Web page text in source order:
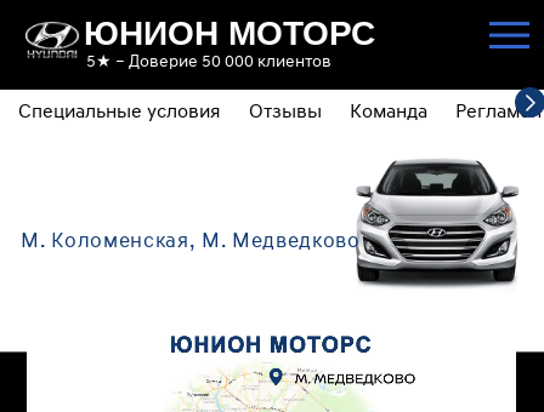
ЮНИОН МОТОРС
5★ – Доверие 50 000 клиентов
М Медведково: ул. Широкая 28
М Коломенская: ул. Нагатинская 16. к1 с5
Специальные условия Отзывы Команда
М. Коломенская, М. Медведково